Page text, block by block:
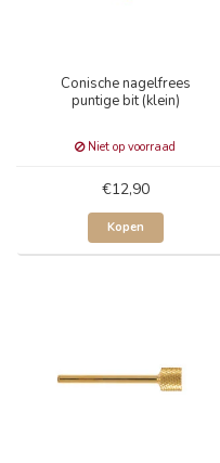
Conische nagelfrees
puntige bit (klein)
Niet op voorraad
€12,90
Kopen